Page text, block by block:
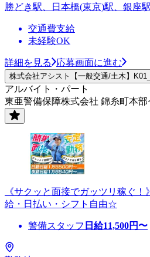
勝どき駅、日本橋(東京)駅、銀座駅
交通費支給
未経験OK
詳細を見る 応募画面に進む
株式会社アシスト【一般交通/土木】
アルバイト・パート
東亜警備保障株式会社 錦糸町本部
《サクッと面接でガッツリ稼ぐ！
給・日払い・シフト自由☆
警備スタッフ 日給11,500円〜